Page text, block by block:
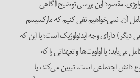
مقصود این بررسی توضیح آگاهی
نمی‌خواهیم نفی کنیم که مارکسیسم
دارای وجه ایدئولوژیک است؛ یا این که
یا اولویت‌ها و تعهداتی را که
اجتماعی است، تبیین می‌کند، یا